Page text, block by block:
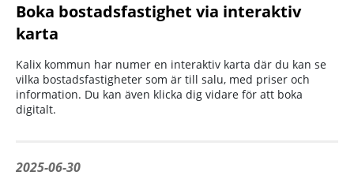
Boka bostadsfastighet via interaktiv
karta
Kalix kommun har numer en interaktiv karta där du kan se
vilka bostadsfastigheter som är till salu, med priser och
information. Du kan även klicka dig vidare för att boka
digitalt.
2025-06-30